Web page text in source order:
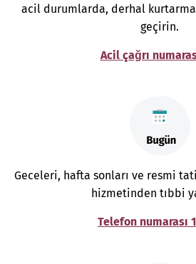
acil durumlarda, derhal
geçirin.
Acil çağrı
Geceleri, hafta sonları ve resmi
hizmetinden tıbbi
Telefon numarası